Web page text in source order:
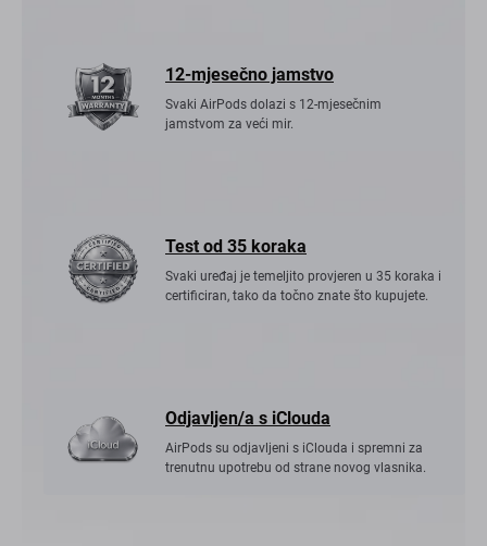
12-mjesečno jamstvo
Svaki AirPods dolazi s 12-mjesečnim
jamstvom za veći mir.
Test od 35 koraka
Svaki uređaj je temeljito provjeren u 35 koraka i
certificiran, tako da točno znate što kupujete.
Odjavljen/a s iClouda
AirPods su odjavljeni s iClouda i spremni za
trenutnu upotrebu od strane novog vlasnika.